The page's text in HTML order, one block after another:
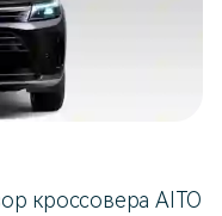
кроссовера AITO